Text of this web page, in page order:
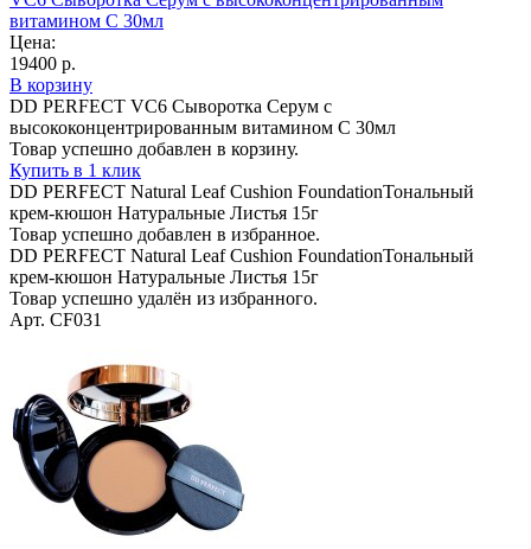
витамином С 30мл
Цена:
19400 р.
В корзину
DD PERFECT VC6 Сыворотка Серум с
высококонцентрированным витамином С 30мл
Товар успешно добавлен в корзину.
Купить в 1 клик
DD PERFECT Natural Leaf Cushion FoundationТональный
крем-кюшон Натуральные Листья 15г
Товар успешно добавлен в избранное.
DD PERFECT Natural Leaf Cushion FoundationТональный
крем-кюшон Натуральные Листья 15г
Товар успешно удалён из избранного.
Арт. CF031